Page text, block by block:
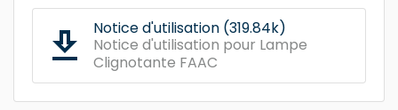
get_app
Notice d'utilisation (319.84k)
Notice d'utilisation pour Lampe
Clignotante FAAC